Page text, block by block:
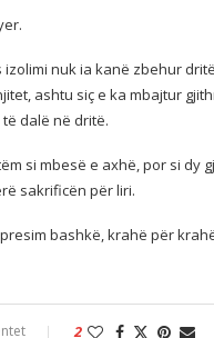
nuk ia kanë zbehur
ashtu siç e ka mbajtur
dalë në dritë.
si mbesë e axhë, por si dy
sakrificën për liri.
presim bashkë, krahë për
2